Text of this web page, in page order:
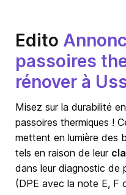
Edito
passoires
rénover à
Misez sur la durabilité
passoires thermiques !
mettent en lumière des
tels en raison de leur
dans leur diagnostic de
(DPE avec la note E, F